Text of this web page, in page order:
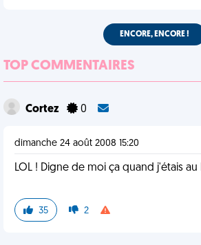
ENCORE, ENCORE !
TOP COMMENTAIRES
Cortez 0
dimanche 24 août 2008 15:20
LOL ! Digne de moi ça quand j'étais au
35 2